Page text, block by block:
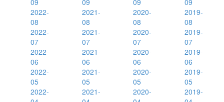
2022-
08
2022-
07
2022-
06
2022-
05
2022-
2021-
08
2021-
07
2021-
06
2021-
05
2021-
2020-
08
2020-
07
2020-
06
2020-
05
2020-
2019-
08
2019-
07
2019-
06
2019-
05
2019-